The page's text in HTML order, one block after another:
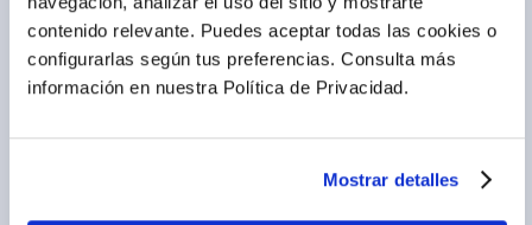
contenido relevante. Puedes aceptar todas las cookies o
configurarlas según tus preferencias. Consulta más
información en nuestra Política de Privacidad.
Mostrar detalles
Contáctanos
LEGAL
Términos y condiciones
CALL CENTER
(01) 417-1800